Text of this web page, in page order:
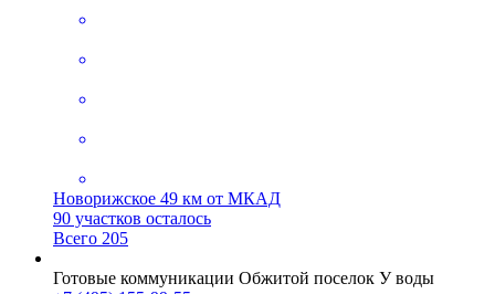
Новорижское 49 км от МКАД
90 участков осталось
Всего 205
Готовые коммуникации Обжитой поселок У воды